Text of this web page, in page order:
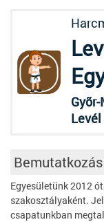
Levél
Bemutatkozás
Egyesületünk 2012
szakosztályaként.
csapatunkban